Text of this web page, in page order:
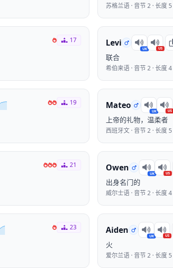
苏格兰语 · 音节 2 · 长度 5
17 Levi
UK US
联合
希伯来语 · 音节 2 · 长度 4
19 Mateo
UK US
上帝的礼物，温柔者
西班牙文 · 音节 2 · 长度 5
21 Owen
UK US
出身名门的
威尔士语 · 音节 2 · 长度 4
23 Aiden
UK US
火
爱尔兰语 · 音节 2 · 长度 5